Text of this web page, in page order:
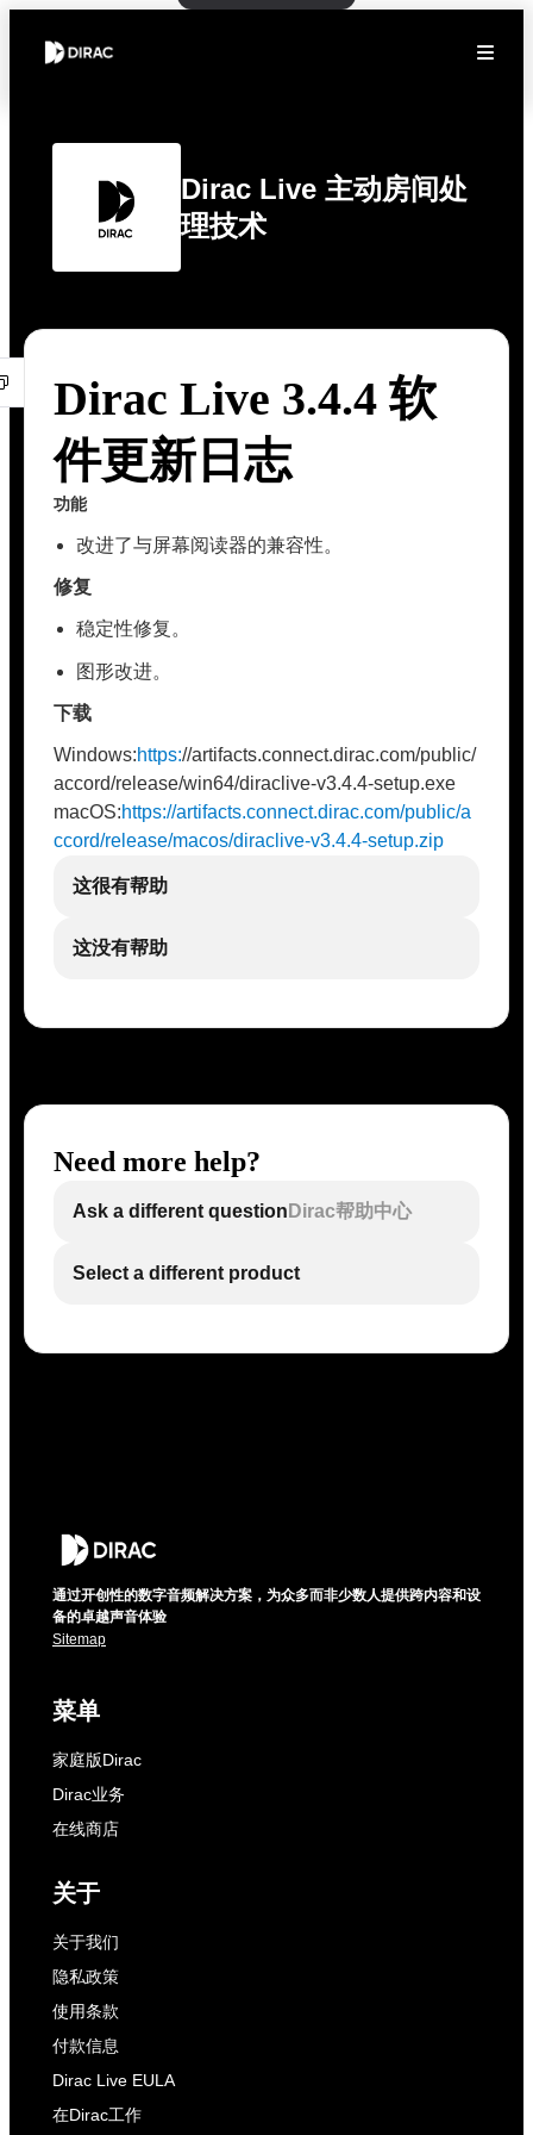
Dirac Live 主动房间处
理技术
Dirac Live 3.4.4 软
件更新日志
功能
改进了与屏幕阅读器的兼容性。
修复
稳定性修复。
图形改进。
下载
Windows:https://artifacts.connect.dirac.com/public/
accord/release/win64/diraclive-v3.4.4-setup.exe
macOS:https://artifacts.connect.dirac.com/public/a
ccord/release/macos/diraclive-v3.4.4-setup.zip
这很有帮助
这没有帮助
Need more help?
Ask a different question Dirac帮助中心
Select a different product
通过开创性的数字音频解决方案，为众多而非少数人提供跨内容和设
备的卓越声音体验
Sitemap
菜单
家庭版Dirac
Dirac业务
在线商店
关于
关于我们
隐私政策
使用条款
付款信息
Dirac Live EULA
在Dirac工作